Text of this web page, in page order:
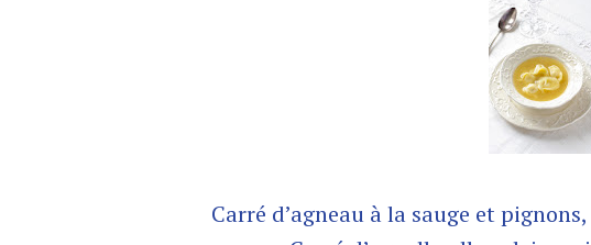
Carré d’agneau à la sauge et